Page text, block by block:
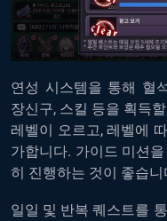
연성 시스템을 통해 혈
장신구, 스킬 등을 획득할
레벨이 오르고, 레벨에
가합니다. 가이드 미션을
히 진행하는 것이 좋습니
일일 및 반복 퀘스트를